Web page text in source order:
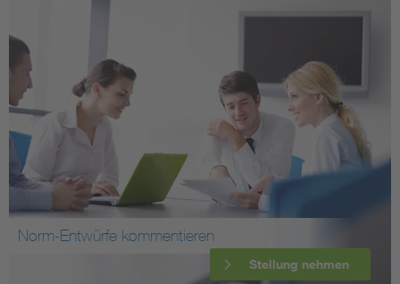
Norm-Entwürfe kommentieren
Stellung nehmen